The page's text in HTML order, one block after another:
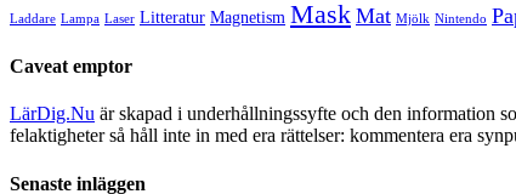
Laddare Lampa Laser Litteratur Magnetism Mask Mat Mjölk Nintendo
Caveat emptor
LärDig.Nu är skapad i underhållningssyfte och den information
felaktigheter så håll inte in med era rättelser: kommentera era
Senaste inläggen